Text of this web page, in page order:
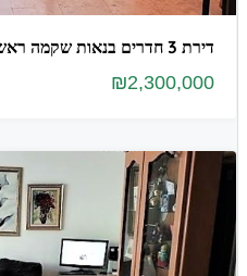
דירת 3 חדרים בנאות שקמה ראשון לציון
₪2,300,000